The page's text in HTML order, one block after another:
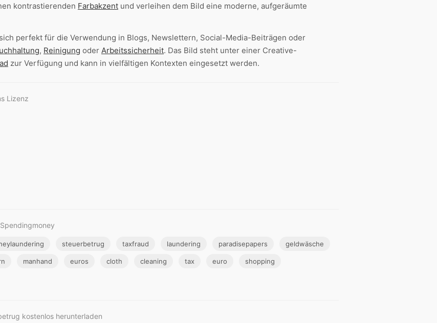
kontrastierenden Farbakzent und verleihen dem Bild eine moderne, aufgeräumte
perfekt für die Verwendung in Blogs, Newslettern, Social-Media-Beiträgen oder
, Reinigung oder Arbeitssicherheit. Das Bild steht unter einer Creative-
zur Verfügung und kann in vielfältigen Kontexten eingesetzt werden.
Lizenz
steuerbetrug taxfraud laundering paradisepapers geldwäsche
manhand euros cloth cleaning tax euro shopping
kostenlos herunterladen